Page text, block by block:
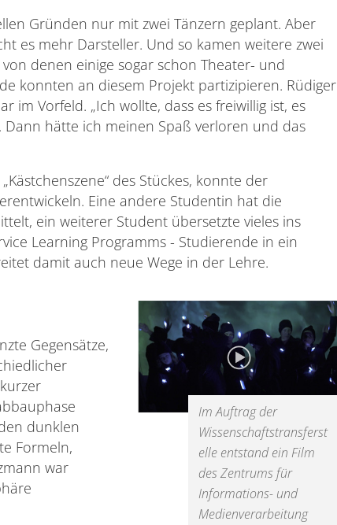
Gründen nur mit zwei Tänzern geplant. Aber
es mehr Darsteller. Und so kamen weitere zwei
denen einige sogar schon Theater- und
konnten an diesem Projekt partizipieren. Rüdiger
im Vorfeld. „Ich wollte, dass es freiwillig ist, es
hätte ich meinen Spaß verloren und das
des Stückes, konnte der
Eine andere Studentin hat die
ein weiterer Student übersetzte vieles ins
Learning Programms - Studierende in ein
damit auch neue Wege in der Lehre.
Im Auftrag der
Wissenschaftstransferst
elle entstand ein Film
des Zentrums für
Informations- und
Medienverarbeitung
Gegensätze,
dunklen
Formeln,
war